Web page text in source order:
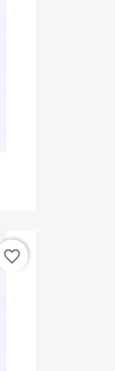
favorite_border